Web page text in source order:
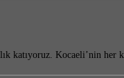
katıyoruz. Kocaeli’nin